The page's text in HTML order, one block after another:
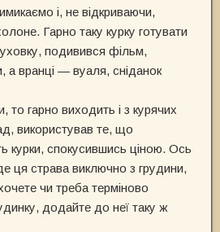
і, не відкриваючи,
Гарно таку курку готувати
подивився фільм,
а вранці — вуаля, сніданок
то гарно виходить і з курячих
використував те, що
курки, спокусившись ціною. Ось
ця страва виключно з грудини,
чи треба терміново
додайте до неї таку ж